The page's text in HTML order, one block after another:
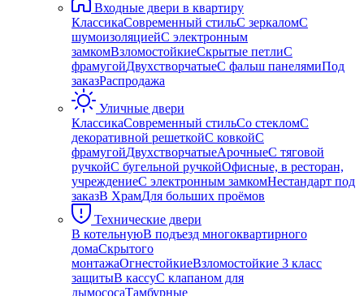
Входные двери в квартиру
КлассикаСовременный стильС зеркаломС
шумоизоляциейС электронным
замкомВзломостойкиеСкрытые петлиС
фрамугойДвухстворчатыеС фальш панелямиПод
заказРаспродажа
Уличные двери
КлассикаСовременный стильСо стекломС
декоративной решеткойС ковкойС
фрамугойДвухстворчатыеАрочныеС тяговой
ручкойС бугельной ручкойОфисные, в ресторан,
учреждениеС электронным замкомНестандарт под
заказВ ХрамДля больших проёмов
Технические двери
В котельнуюВ подъезд многоквартирного
домаСкрытого
монтажаОгнестойкиеВзломостойкие 3 класс
защитыВ кассуС клапаном для
дымососаТамбурные